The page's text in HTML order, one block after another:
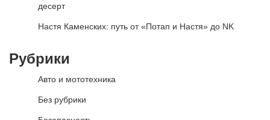
десерт
Настя Каменских: путь от «Потап и Настя» до NK
Рубрики
Авто и мототехника
Без рубрики